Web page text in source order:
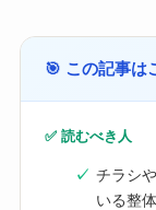
🎯 この記事は
✅ 読むべき人
チラシ
いる整